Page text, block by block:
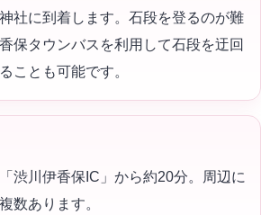
社に到着します。石段を登るのが難
保タウンバスを利用して石段を迂回
ことも可能です。
渋川伊香保IC」から約20分。周辺に
数あります。